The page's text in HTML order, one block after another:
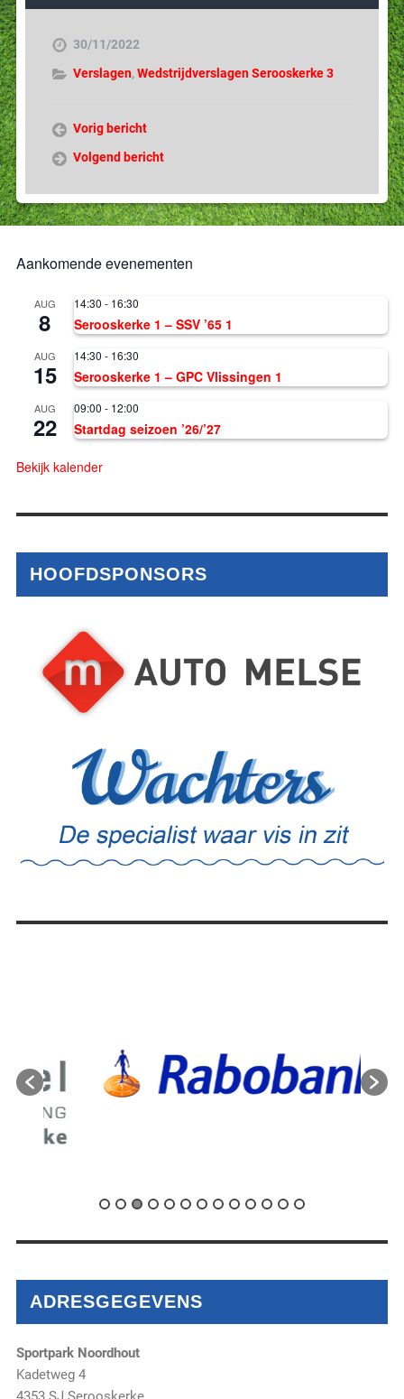
30/11/2022
Verslagen,Wedstrijdverslagen Serooskerke 3
Vorig bericht
Volgend bericht
Aankomende evenementen
AUG
8
14:30 - 16:30
Serooskerke 1 – SSV ’65 1
AUG
15
14:30 - 16:30
Serooskerke 1 – GPC Vlissingen 1
AUG
22
09:00 - 12:00
Startdag seizoen ’26/’27
Bekijk kalender
HOOFDSPONSORS
ADRESGEGEVENS
Sportpark Noordhout
Kadetweg 4